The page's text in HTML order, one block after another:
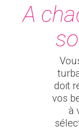
A
doit
vos
à